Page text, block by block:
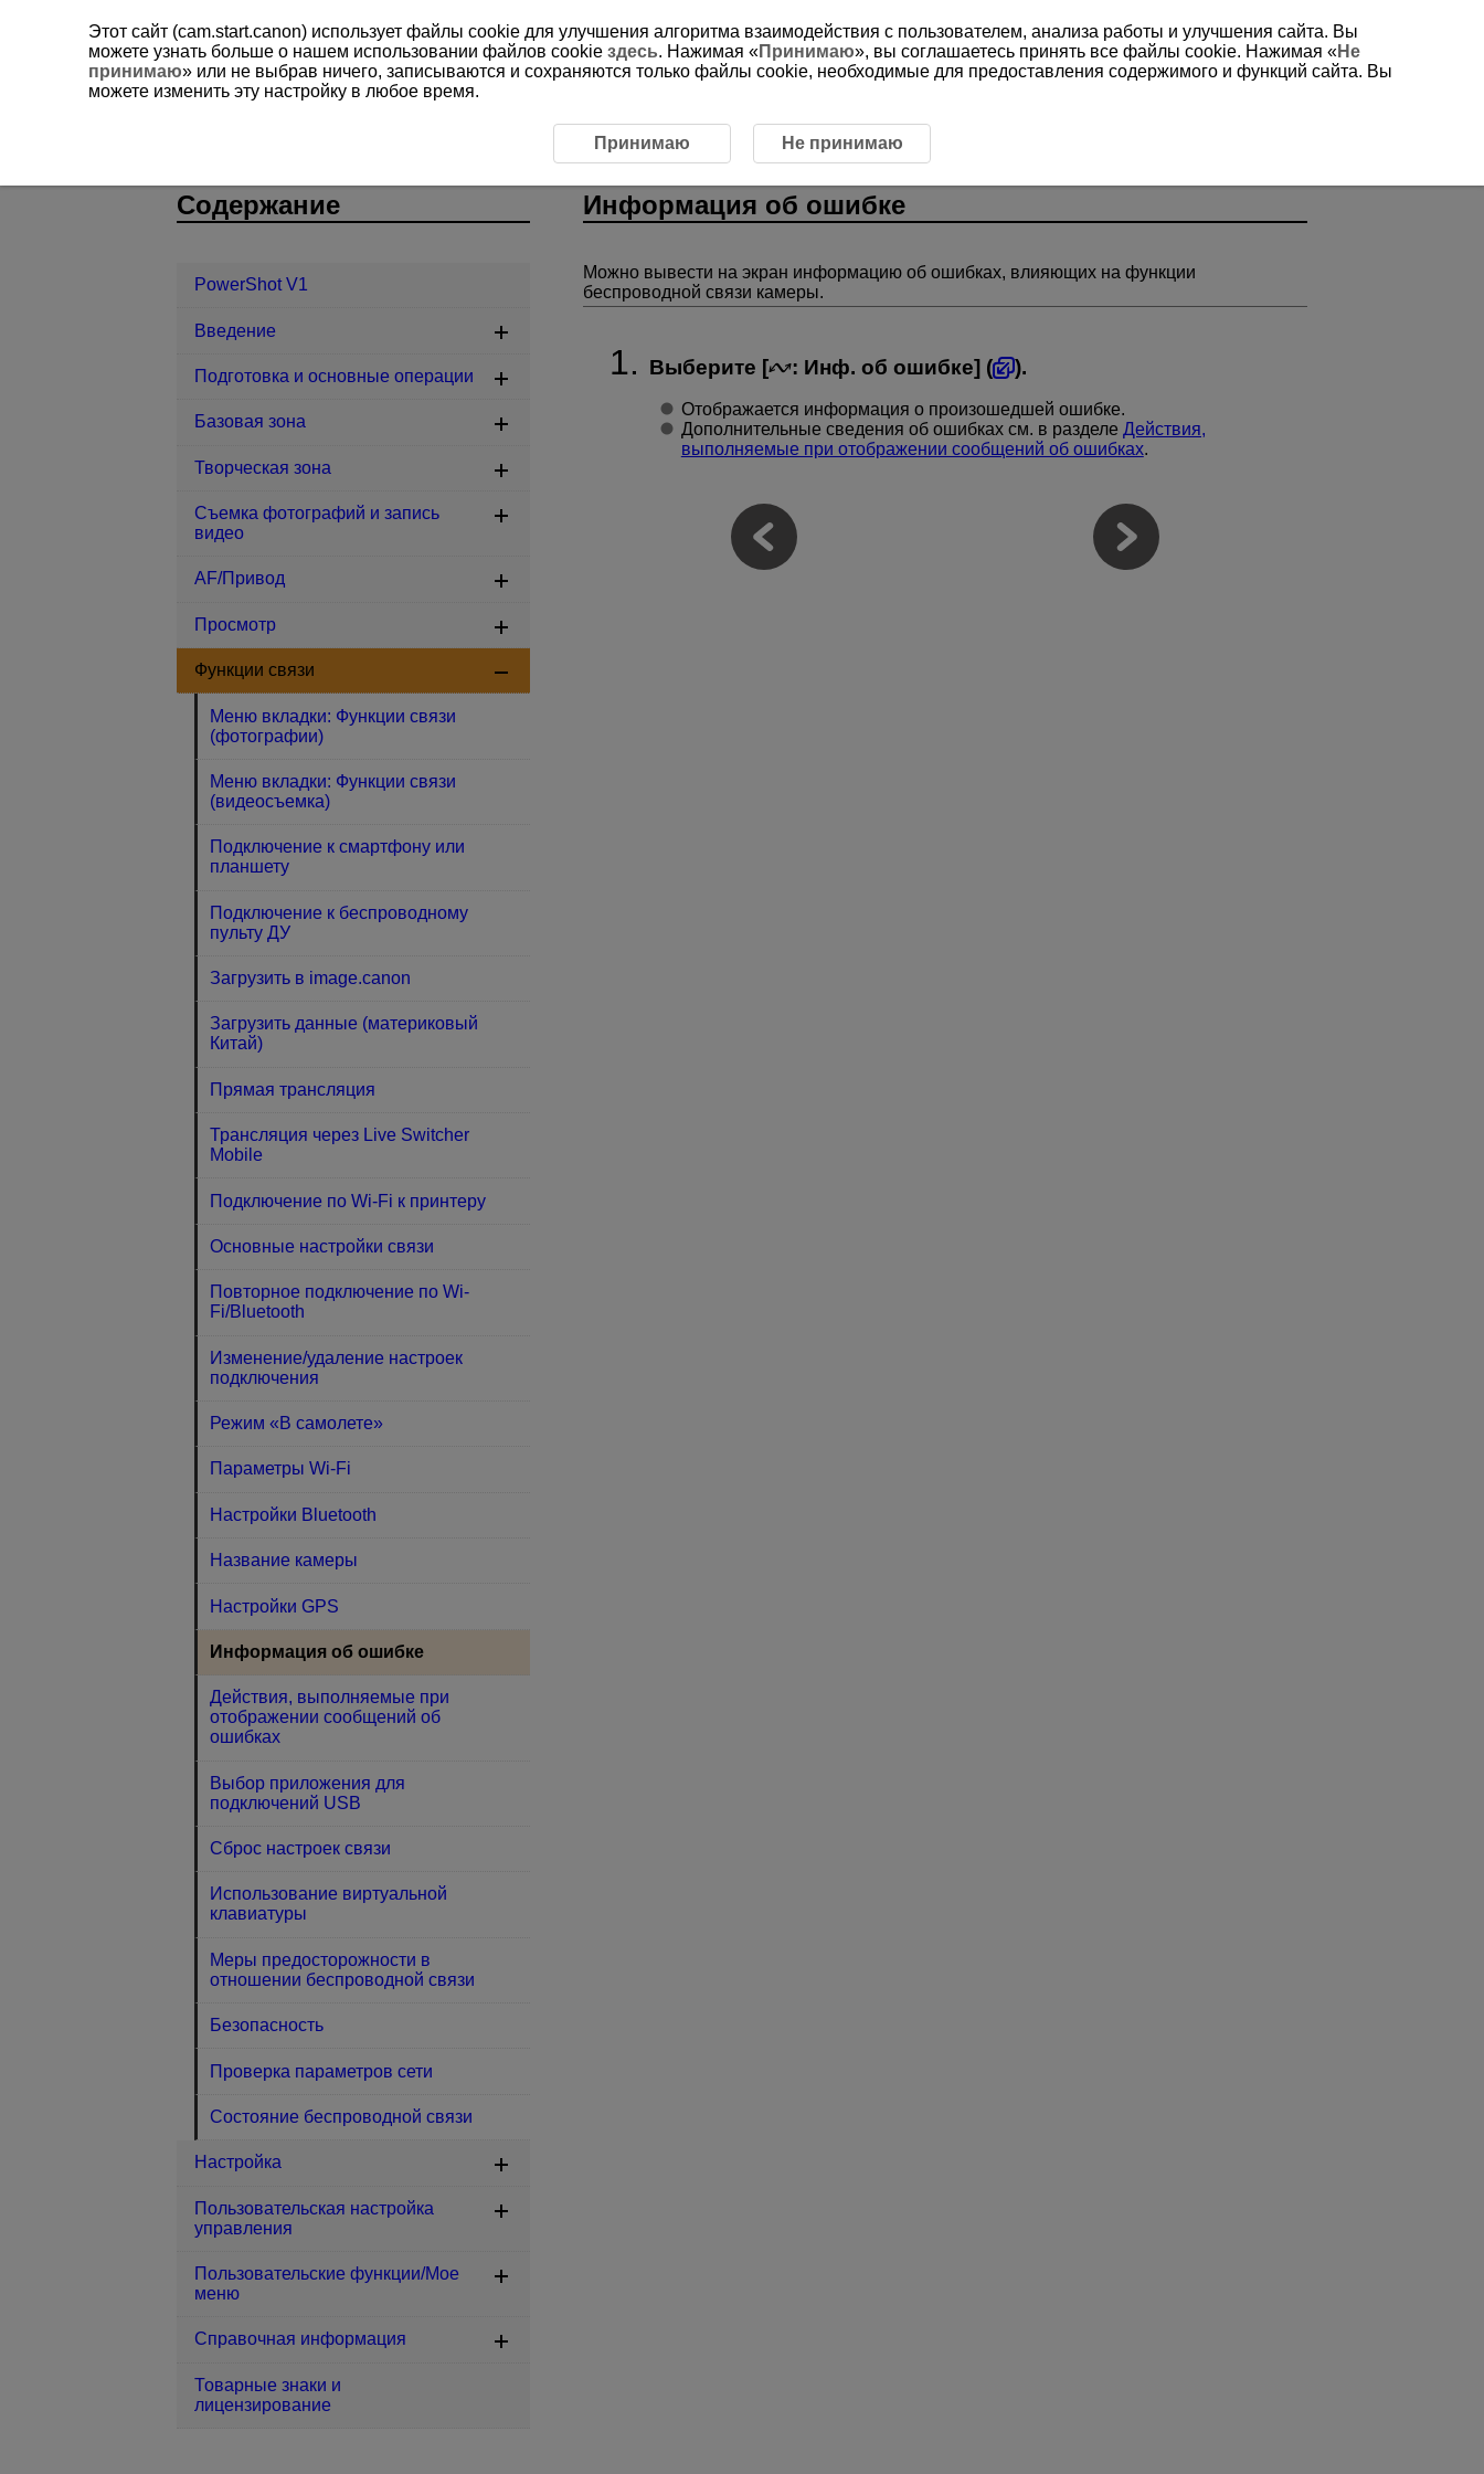
PowerShot V1 Функции связи
Информация об ошибке
Можно вывести на экран информацию об ошибках, влияющих на функции
беспроводной связи камеры.
Выберите [ : Инф. об ошибке] ( ).
Отображается информация о произошедшей ошибке.
Дополнительные сведения об ошибках см. в разделе Действия,
выполняемые при отображении сообщений об ошибках.
Содержание
PowerShot V1
Введение
Подготовка и основные операции
Базовая зона
Творческая зона
Съемка фотографий и запись
видео
AF/Привод
Просмотр
Функции связи
Меню вкладки: Функции связи
(фотографии)
Меню вкладки: Функции связи
(видеосъемка)
Подключение к смартфону или
планшету
Подключение к беспроводному
пульту ДУ
Загрузить в image.canon
Загрузить данные (материковый
Китай)
Прямая трансляция
Трансляция через Live Switcher
Mobile
Подключение по Wi-Fi к принтеру
Основные настройки связи
Повторное подключение по Wi-
Fi/Bluetooth
Изменение/удаление настроек
подключения
Режим «В самолете»
Параметры Wi-Fi
Настройки Bluetooth
Название камеры
Настройки GPS
Информация об ошибке
Действия, выполняемые при
отображении сообщений об
ошибках
Выбор приложения для
подключений USB
Сброс настроек связи
Использование виртуальной
клавиатуры
Меры предосторожности в
отношении беспроводной связи
Безопасность
Проверка параметров сети
Состояние беспроводной связи
Настройка
Пользовательская настройка
управления
Пользовательские функции/Мое
меню
Справочная информация
Товарные знаки и
лицензирование
Этот сайт (cam.start.canon) использует файлы cookie для улучшения алгоритма взаимодействия с пользователем, анализа работы и улучшения сайта. Вы
можете узнать больше о нашем использовании файлов cookie здесь. Нажимая «Принимаю», вы соглашаетесь принять все файлы cookie. Нажимая «Не
принимаю» или не выбрав ничего, записываются и сохраняются только файлы cookie, необходимые для предоставления содержимого и функций сайта. Вы
можете изменить эту настройку в любое время.
Принимаю Не принимаю